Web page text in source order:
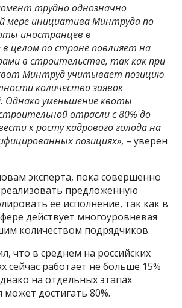
трудно однозначно
мере инициатива Минтруда по
иностранцев в
целом по стране повлияет на
в строительстве, так как при
Минтруд учитывает позицию
количество заявок
Однако уменьшение квоты
отрасли с 80% до
к росту кадрового голода на
позициях», – уверен
эксперта, пока совершенно
предложенную
ее исполнение, так как в
действует многоуровневая
количеством подрядчиков.
что в среднем на российских
сейчас работает не больше 15%
на отдельных этапах
может достигать 80%.